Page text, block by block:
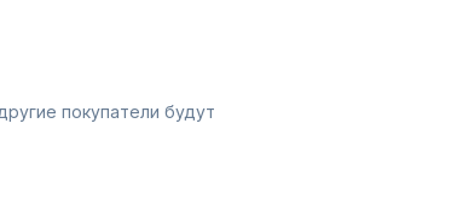
покупатели будут